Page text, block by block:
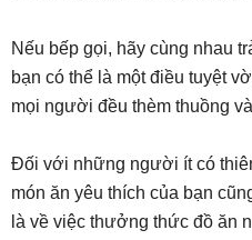
Nếu bếp gọi, hãy cùng nhau
bạn có thể là một điều tuyệt
mọi người đều thèm thuồng
Đối với những người ít có
món ăn yêu thích của bạn
là về việc thưởng thức đồ ăn